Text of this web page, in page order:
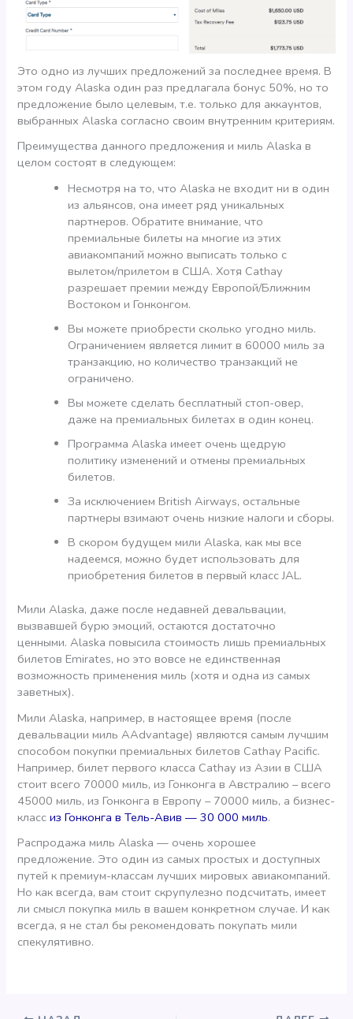
Это одно из лучших предложений за последнее время. В
этом году Alaska один раз предлагала бонус 50%, но то
предложение было целевым, т.е. только для аккаунтов,
выбранных Alaska согласно своим внутренним критериям.
Преимущества данного предложения и миль Alaska в
целом состоят в следующем:
Несмотря на то, что Alaska не входит ни в один
из альянсов, она имеет ряд уникальных
партнеров. Обратите внимание, что
премиальные билеты на многие из этих
авиакомпаний можно выписать только с
вылетом/прилетом в США. Хотя Cathay
разрешает премии между Европой/Ближним
Востоком и Гонконгом.
Вы можете приобрести сколько угодно миль.
Ограничением является лимит в 60000 миль за
транзакцию, но количество транзакций не
ограничено.
Вы можете сделать бесплатный стоп-овер,
даже на премиальных билетах в один конец.
Программа Alaska имеет очень щедрую
политику изменений и отмены премиальных
билетов.
За исключением British Airways, остальные
партнеры взимают очень низкие налоги и сборы.
В скором будущем мили Alaska, как мы все
надеемся, можно будет использовать для
приобретения билетов в первый класс JAL.
Мили Alaska, даже после недавней девальвации,
вызвавшей бурю эмоций, остаются достаточно
ценными. Alaska повысила стоимость лишь премиальных
билетов Emirates, но это вовсе не единственная
возможность применения миль (хотя и одна из самых
заветных).
Мили Alaska, например, в настоящее время (после
девальвации миль AAdvantage) являются самым лучшим
способом покупки премиальных билетов Cathay Pacific.
Например, билет первого класса Cathay из Азии в США
стоит всего 70000 миль, из Гонконга в Австралию – всего
45000 миль, из Гонконга в Европу – 70000 миль, а бизнес-
классиз Гонконга в Тель-Авив — 30 000 миль.
Распродажа миль Alaska — очень хорошее
предложение. Это один из самых простых и доступных
путей к премиум-классам лучших мировых авиакомпаний.
Но как всегда, вам стоит скрупулезно подсчитать, имеет
ли смысл покупка миль в вашем конкретном случае. И как
всегда, я не стал бы рекомендовать покупать мили
спекулятивно.